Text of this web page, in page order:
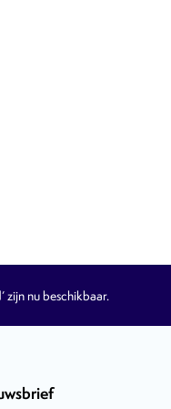
zijn nu beschikbaar.